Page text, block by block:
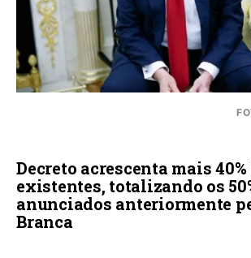
Decreto acrescenta mais
existentes, totalizando os
anunciados anteriormente
Branca